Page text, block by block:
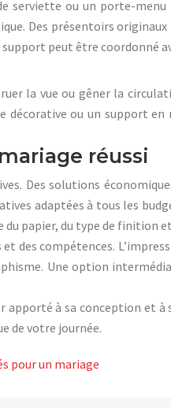
serviette ou un porte-
Des présentoirs
peut être coordonné
la vue ou gêner la
ou un support
réussi
Des solutions
adaptées à tous les
papier, du type de finition
des compétences.
Une option
à sa conception et
de votre journée.
pour un mariage